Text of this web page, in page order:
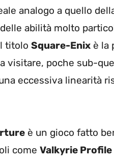
analogo a quello
abilità molto
titolo Square-Enix è la
visitare, poche sub-
eccessiva linearità
è un gioco fatto
come Valkyrie Profile